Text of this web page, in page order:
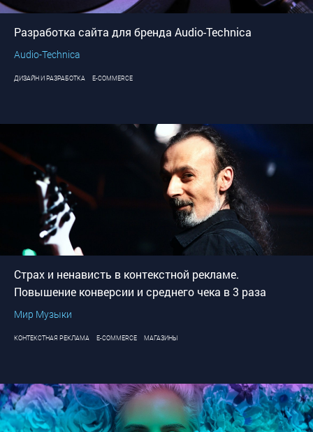
Разработка сайта для бренда Audio-Technica
Audio-Technica
ДИЗАЙН И РАЗРАБОТКА E-COMMERCE
Страх и ненависть в контекстной рекламе.
Повышение конверсии и среднего чека в 3 раза
Мир Музыки
КОНТЕКСТНАЯ РЕКЛАМА E-COMMERCE МАГАЗИНЫ